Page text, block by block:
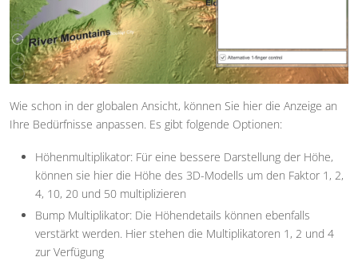
Wie schon in der globalen Ansicht, können Sie hier die Anzeige an
Ihre Bedürfnisse anpassen. Es gibt folgende Optionen:
Höhenmultiplikator: Für eine bessere Darstellung der Höhe,
können sie hier die Höhe des 3D-Modells um den Faktor 1, 2,
4, 10, 20 und 50 multiplizieren
Bump Multiplikator: Die Höhendetails können ebenfalls
verstärkt werden. Hier stehen die Multiplikatoren 1, 2 und 4
zur Verfügung